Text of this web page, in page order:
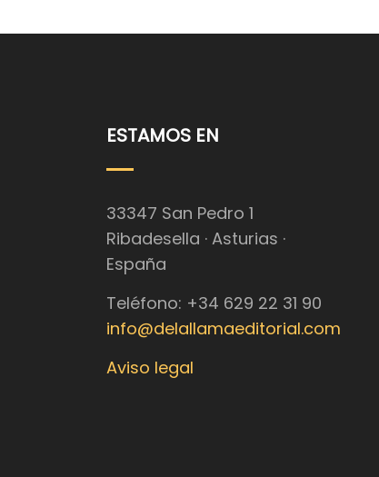
ESTAMOS EN
33347 San Pedro 1
Ribadesella · Asturias ·
España
Teléfono: +34 629 22 31 90
info@delallamaeditorial.com
Aviso legal